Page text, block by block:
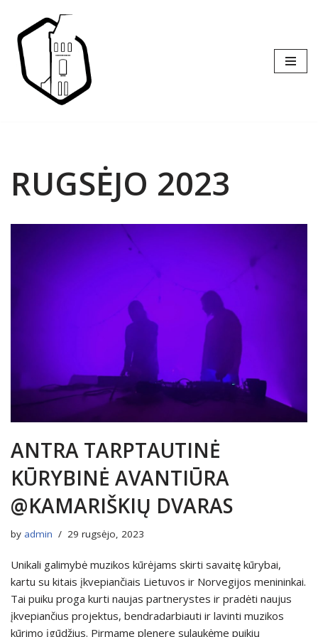
Skip
to
content
RUGSĖJO 2023
ANTRA TARPTAUTINĖ
KŪRYBINĖ AVANTIŪRA
@KAMARIŠKIŲ DVARAS
by admin 29 rugsėjo, 2023
Unikali galimybė muzikos kūrėjams skirti savaitę kūrybai,
kartu su kitais įkvepiančiais Lietuvos ir Norvegijos menininkai.
Tai puiku proga kurti naujas partnerystes ir pradėti naujus
įkvepiančius projektus, bendradarbiauti ir lavinti muzikos
kūrimo įgūdžius. Pirmame plenere sulaukėme puikių